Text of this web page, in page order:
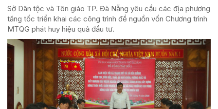
Sở Dân tộc và Tôn giáo TP. Đà Nẵng yêu cầu các địa phương
tăng tốc triển khai các công trình để nguồn vốn Chương trình
MTQG phát huy hiệu quả đầu tư.